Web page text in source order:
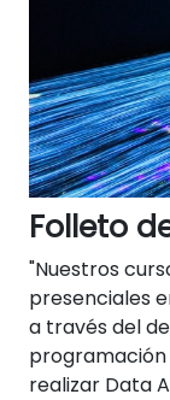
Folleto
"Nuestros
presenciales
a través del
realizar Data